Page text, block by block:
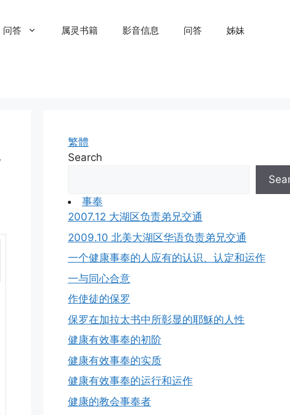
问答 属灵书籍 影音信息 问答 姊妹
繁體
Search
事奉
2007.12 大湖区负责弟兄交通
2009.10 北美大湖区华语负责弟兄交通
一个健康事奉的人应有的认识、认定和运作
一与同心合意
作使徒的保罗
保罗在加拉太书中所彰显的耶穌的人性
健康有效事奉的初阶
健康有效事奉的实质
健康有效事奉的运行和运作
健康的教会事奉者